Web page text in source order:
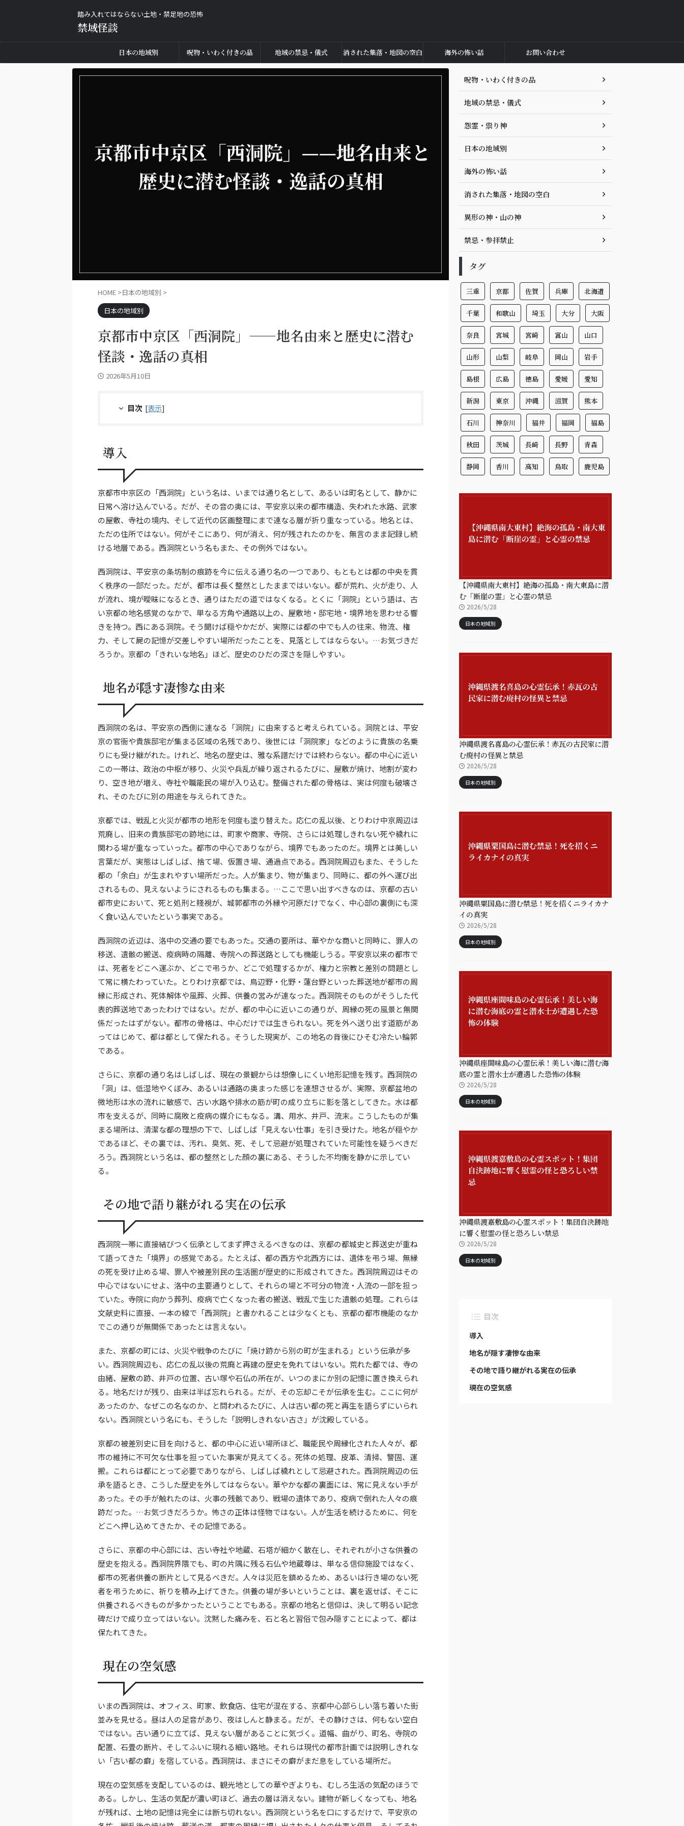
踏み入れてはならない土地・禁足地の恐怖
禁域怪談
日本の地域別 呪物・いわく付きの品 地域の禁忌・儀式 消された集落・地図の空白 海外の怖い話 お問い合わせ
HOME >日本の地域別 >
日本の地域別
京都市中京区「西洞院」——地名由来と歴史に潜む
怪談・逸話の真相
2026年5月10日
目次 [表示]
導入
京都市中京区の「西洞院」という名は、いまでは通り名として、あるいは町名として、静かに
日常へ溶け込んでいる。だが、その音の奥には、平安京以来の都市構造、失われた水路、武家
の屋敷、寺社の境内、そして近代の区画整理にまで連なる層が折り重なっている。地名とは、
ただの住所ではない。何がそこにあり、何が消え、何が残されたのかを、無言のまま記録し続
ける地層である。西洞院という名もまた、その例外ではない。
西洞院は、平安京の条坊制の痕跡を今に伝える通り名の一つであり、もともとは都の中央を貫
く秩序の一部だった。だが、都市は長く整然としたままではいない。都が荒れ、火が走り、人
が流れ、境が曖昧になるとき、通りはただの道ではなくなる。とくに「洞院」という語は、古
い京都の地名感覚のなかで、単なる方角や通路以上の、屋敷地・邸宅地・境界地を思わせる響
きを持つ。西にある洞院。そう聞けば穏やかだが、実際には都の中でも人の往来、物流、権
力、そして屍の記憶が交差しやすい場所だったことを、見落としてはならない。…お気づきだ
ろうか。京都の「きれいな地名」ほど、歴史のひだの深さを隠しやすい。
地名が隠す凄惨な由来
西洞院の名は、平安京の西側に連なる「洞院」に由来すると考えられている。洞院とは、平安
京の官衙や貴族邸宅が集まる区域の名残であり、後世には「洞院家」などのように貴族の名乗
りにも受け継がれた。けれど、地名の歴史は、雅な系譜だけでは終わらない。都の中心に近い
この一帯は、政治の中枢が移り、火災や兵乱が繰り返されるたびに、屋敷が焼け、地割が変わ
り、空き地が増え、寺社や職能民の場が入り込む。整備された都の骨格は、実は何度も破壊さ
れ、そのたびに別の用途を与えられてきた。
京都では、戦乱と火災が都市の地形を何度も塗り替えた。応仁の乱以後、とりわけ中京周辺は
荒廃し、旧来の貴族邸宅の跡地には、町家や商家、寺院、さらには処理しきれない死や穢れに
関わる場が重なっていった。都市の中心でありながら、境界でもあったのだ。境界とは美しい
言葉だが、実態はしばしば、捨て場、仮置き場、通過点である。西洞院周辺もまた、そうした
都の「余白」が生まれやすい場所だった。人が集まり、物が集まり、同時に、都の外へ運び出
されるもの、見えないようにされるものも集まる。…ここで思い出すべきなのは、京都の古い
都市史において、死と処刑と賤視が、城郭都市の外縁や河原だけでなく、中心部の裏側にも深
く食い込んでいたという事実である。
西洞院の近辺は、洛中の交通の要でもあった。交通の要所は、華やかな商いと同時に、罪人の
移送、遺骸の搬送、疫病時の隔離、寺院への葬送路としても機能しうる。平安京以来の都市で
は、死者をどこへ運ぶか、どこで弔うか、どこで処理するかが、権力と宗教と差別の問題とし
て常に横たわっていた。とりわけ京都では、鳥辺野・化野・蓮台野といった葬送地が都市の周
縁に形成され、死体解体や風葬、火葬、供養の営みが連なった。西洞院そのものがそうした代
表的葬送地であったわけではない。だが、都の中心に近いこの通りが、周縁の死の風景と無関
係だったはずがない。都市の骨格は、中心だけでは生きられない。死を外へ送り出す道筋があ
ってはじめて、都は都として保たれる。そうした現実が、この地名の背後にひそむ冷たい輪郭
である。
さらに、京都の通り名はしばしば、現在の景観からは想像しにくい地形記憶を残す。西洞院の
「洞」は、低湿地やくぼみ、あるいは通路の奥まった感じを連想させるが、実際、京都盆地の
微地形は水の流れに敏感で、古い水路や排水の筋が町の成り立ちに影を落としてきた。水は都
市を支えるが、同時に腐敗と疫病の媒介にもなる。溝、用水、井戸、流末。こうしたものが集
まる場所は、清潔な都の理想の下で、しばしば「見えない仕事」を引き受けた。地名が穏やか
であるほど、その裏では、汚れ、臭気、死、そして忌避が処理されていた可能性を疑うべきだ
ろう。西洞院という名は、都の整然とした顔の裏にある、そうした不均衡を静かに示してい
る。
その地で語り継がれる実在の伝承
西洞院一帯に直接結びつく伝承としてまず押さえるべきなのは、京都の都城史と葬送史が重ね
て語ってきた「境界」の感覚である。たとえば、都の西方や北西方には、遺体を弔う場、無縁
の死を受け止める場、罪人や被差別民の生活圏が歴史的に形成されてきた。西洞院周辺はその
中心ではないにせよ、洛中の主要通りとして、それらの場と不可分の物流・人流の一部を担っ
ていた。寺院に向かう葬列、疫病で亡くなった者の搬送、戦乱で生じた遺骸の処理。これらは
文献史料に直接、一本の線で「西洞院」と書かれることは少なくとも、京都の都市機能のなか
でこの通りが無関係であったとは言えない。
また、京都の町には、火災や戦争のたびに「焼け跡から別の町が生まれる」という伝承が多
い。西洞院周辺も、応仁の乱以後の荒廃と再建の歴史を免れてはいない。荒れた都では、寺の
由緒、屋敷の跡、井戸の位置、古い塚や石仏の所在が、いつのまにか別の記憶に置き換えられ
る。地名だけが残り、由来は半ば忘れられる。だが、その忘却こそが伝承を生む。ここに何が
あったのか、なぜこの名なのか、と問われるたびに、人は古い都の死と再生を語らずにいられ
ない。西洞院という名にも、そうした「説明しきれない古さ」が沈殿している。
京都の被差別史に目を向けると、都の中心に近い場所ほど、職能民や周縁化された人々が、都
市の維持に不可欠な仕事を担っていた事実が見えてくる。死体の処理、皮革、清掃、警固、運
搬。これらは都にとって必要でありながら、しばしば穢れとして忌避された。西洞院周辺の伝
承を語るとき、こうした歴史を外してはならない。華やかな都の裏面には、常に見えない手が
あった。その手が触れたのは、火事の残骸であり、戦場の遺体であり、疫病で倒れた人々の痕
跡だった。…お気づきだろうか。怖さの正体は怪物ではない。人が生活を続けるために、何を
どこへ押し込めてきたか、その記憶である。
さらに、京都の中心部には、古い寺社や地蔵、石塔が細かく散在し、それぞれが小さな供養の
歴史を抱える。西洞院界隈でも、町の片隅に残る石仏や地蔵尊は、単なる信仰施設ではなく、
都市の死者供養の断片として見るべきだ。人々は災厄を鎮めるため、あるいは行き場のない死
者を弔うために、祈りを積み上げてきた。供養の場が多いということは、裏を返せば、そこに
供養されるべきものが多かったということでもある。京都の地名と信仰は、決して明るい記念
碑だけで成り立ってはいない。沈黙した痛みを、石と名と習俗で包み隠すことによって、都は
保たれてきた。
現在の空気感
いまの西洞院は、オフィス、町家、飲食店、住宅が混在する、京都中心部らしい落ち着いた街
並みを見せる。昼は人の足音があり、夜はしんと静まる。だが、その静けさは、何もない空白
ではない。古い通りに立てば、見えない層があることに気づく。道幅、曲がり、町名、寺院の
配置、石畳の断片、そしてふいに現れる細い路地。それらは現代の都市計画では説明しきれな
い「古い都の癖」を宿している。西洞院は、まさにその癖がまだ息をしている場所だ。
現在の空気感を支配しているのは、観光地としての華やぎよりも、むしろ生活の気配のほうで
ある。しかし、生活の気配が濃い町ほど、過去の層は消えない。建物が新しくなっても、地名
が残れば、土地の記憶は完全には断ち切れない。西洞院という名を口にするだけで、平安京の
呪物・いわく付きの品
地域の禁忌・儀式
怨霊・祟り神
日本の地域別
海外の怖い話
消された集落・地図の空白
異形の神・山の神
禁忌・参拝禁止
タグ
三重 京都 佐賀 兵庫 北海道
千葉 和歌山 埼玉 大分 大阪
奈良 宮城 宮崎 富山 山口
山形 山梨 岐阜 岡山 岩手
島根 広島 徳島 愛媛 愛知
新潟 東京 沖縄 滋賀 熊本
石川 神奈川 福井 福岡 福島
秋田 茨城 長崎 長野 青森
静岡 香川 高知 鳥取 鹿児島
【沖縄県南大東村】絶海の孤島・南大東島に潜
む「断崖の霊」と心霊の禁忌
2026/5/28
日本の地域別
沖縄県渡名喜島の心霊伝承！赤瓦の古民家に潜
む廃村の怪異と禁忌
2026/5/28
日本の地域別
沖縄県粟国島に潜む禁忌！死を招くニライカナ
イの真実
2026/5/28
日本の地域別
沖縄県座間味島の心霊伝承！美しい海に潜む海
底の霊と潜水士が遭遇した恐怖の体験
2026/5/28
日本の地域別
沖縄県渡嘉敷島の心霊スポット！集団自決跡地
に響く慰霊の怪と恐ろしい禁忌
2026/5/28
日本の地域別
目次
導入
地名が隠す凄惨な由来
その地で語り継がれる実在の伝承
現在の空気感